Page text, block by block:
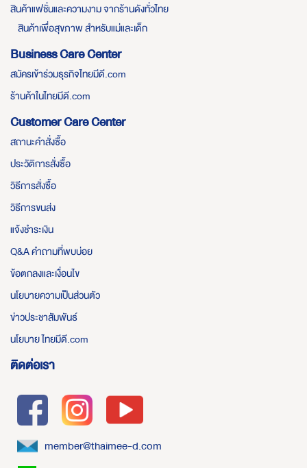
สินค้าแฟชั่นและความงาม จากร้านดังทั่วไทย
สินค้าเพื่อสุขภาพ สำหรับแม่และเด็ก
Business Care Center
สมัครเข้าร่วมธุรกิจไทยมีดี.com
ร้านค้าในไทยมีดี.com
Customer Care Center
สถานะคำสั่งซื้อ
ประวัติการสั่งซื้อ
วิธีการสั่งซื้อ
วิธีการขนส่ง
แจ้งชำระเงิน
Q&A คำถามที่พบบ่อย
ข้อตกลงและเงื่อนไข
นโยบายความเป็นส่วนตัว
ข่าวประชาสัมพันธ์
นโยบาย ไทยมีดี.com
ติดต่อเรา
member@thaimee-d.com